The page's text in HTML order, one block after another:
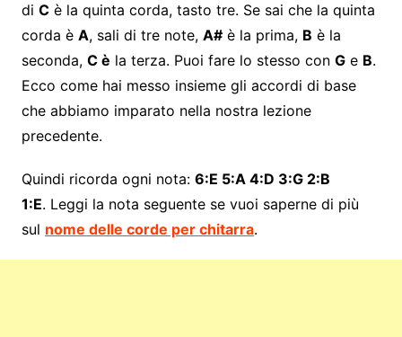
di Cè la quinta corda, tasto tre. Se sai che la quinta
corda è A, sali di tre note, A#è la prima, B è la
seconda, C è la terza. Puoi fare lo stesso con Ge B.
Ecco come hai messo insieme gli accordi di base
che abbiamo imparato nella nostra lezione
precedente.
Quindi ricorda ogni nota: 6:E 5:A 4:D 3:G 2:B
1:E. Leggi la nota seguente se vuoi saperne di più
sul nome delle corde per chitarra.